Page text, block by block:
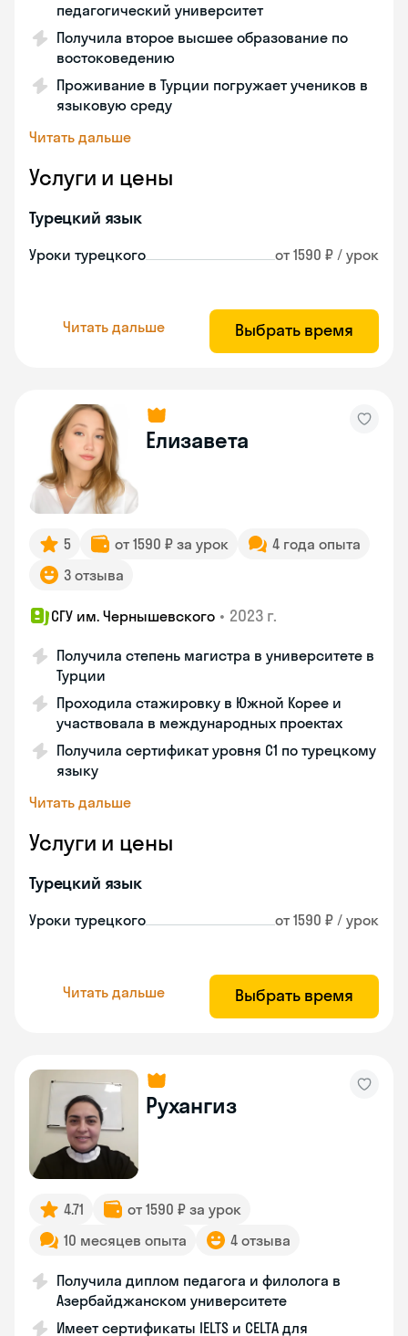
педагогический университет
Получила второе высшее образование по
востоковедению
Проживание в Турции погружает учеников в
языковую среду
Читать дальше
Услуги и цены
Турецкий язык
Уроки турецкого от 1590 ₽ / урок
Читать дальше Выбрать время
Елизавета
5 от 1590 ₽ за урок
4 года опыта
3 отзыва
СГУ им. Чернышевского • 2023 г.
Получила степень магистра в университете в
Турции
Проходила стажировку в Южной Корее и
участвовала в международных проектах
Получила сертификат уровня C1 по турецкому
языку
Читать дальше
Услуги и цены
Турецкий язык
Уроки турецкого от 1590 ₽ / урок
Читать дальше Выбрать время
Рухангиз
4.71
от 1590 ₽ за урок
10 месяцев опыта
4 отзыва
Получила диплом педагога и филолога в
Азербайджанском университете
Имеет сертификаты IELTS и CELTA для